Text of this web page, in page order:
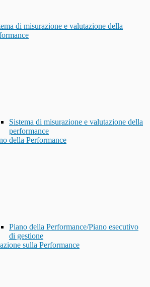
di misurazione e valutazione della
Sistema di misurazione e valutazione della
performance
della Performance
Piano della Performance/Piano esecutivo
di gestione
sulla Performance